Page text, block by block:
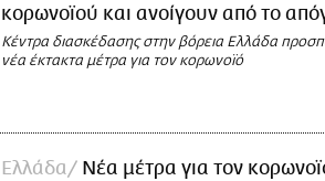
κορωνοϊού και ανοίγουν από το
Κέντρα διασκέδασης στην βόρεια Ελλάδα
νέα έκτακτα μέτρα για τον κορωνοϊό
Ελλάδα
Νέα μέτρα για τον